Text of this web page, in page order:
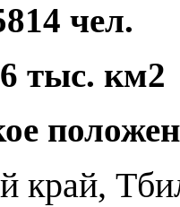
чел.
тыс. км2
край,